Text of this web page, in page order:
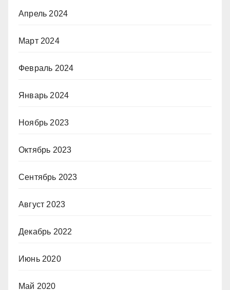
Апрель 2024
Март 2024
Февраль 2024
Январь 2024
Ноябрь 2023
Октябрь 2023
Сентябрь 2023
Август 2023
Декабрь 2022
Июнь 2020
Май 2020